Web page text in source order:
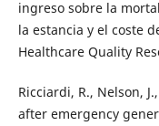
ingreso sobre la
la estancia y el coste
Healthcare Quality
Ricciardi, R., Nelson,
after emergency